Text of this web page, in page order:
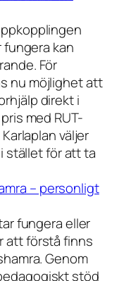
fungera kan
För
nu möjlighet att
direkt i
med RUT-
väljer
stället för att ta
– personligt
fungera eller
att förstå finns
Genom
stöd